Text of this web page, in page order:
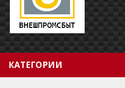
КАТЕГОРИИ